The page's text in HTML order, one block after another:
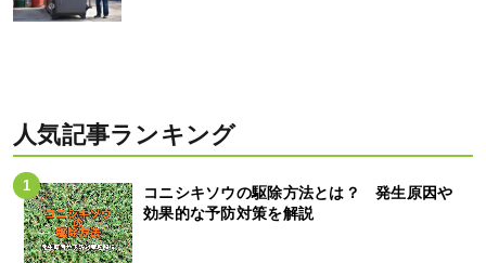
人気記事ランキング
コニシキソウの駆除方法とは？ 発生原因や
効果的な予防対策を解説